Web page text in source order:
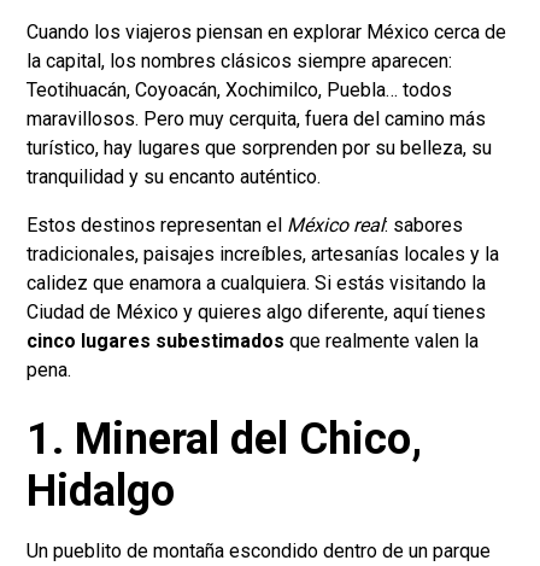
Cuando los viajeros piensan en explorar México cerca de
la capital, los nombres clásicos siempre aparecen:
Teotihuacán, Coyoacán, Xochimilco, Puebla… todos
maravillosos. Pero muy cerquita, fuera del camino más
turístico, hay lugares que sorprenden por su belleza, su
tranquilidad y su encanto auténtico.
Estos destinos representan el México real: sabores
tradicionales, paisajes increíbles, artesanías locales y la
calidez que enamora a cualquiera. Si estás visitando la
Ciudad de México y quieres algo diferente, aquí tienes
cinco lugares subestimados que realmente valen la
pena.
1. Mineral del Chico,
Hidalgo
Un pueblito de montaña escondido dentro de un parque